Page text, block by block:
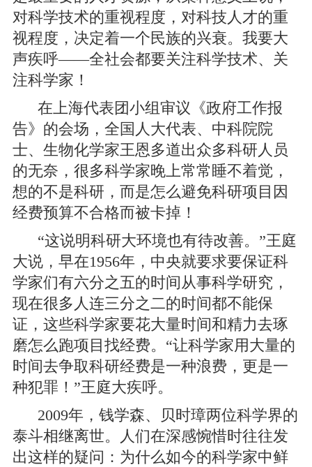
对科学技术的重视程度，对科技人才的重
视程度，决定着一个民族的兴衰。我要大
声疾呼——全社会都要关注科学技术、关
注科学家！
在上海代表团小组审议《政府工作报
告》的会场，全国人大代表、中科院院
士、生物化学家王恩多道出众多科研人员
的无奈，很多科学家晚上常常睡不着觉，
想的不是科研，而是怎么避免科研项目因
经费预算不合格而被卡掉！
“这说明科研大环境也有待改善。”王庭
大说，早在1956年，中央就要求要保证科
学家们有六分之五的时间从事科学研究，
现在很多人连三分之二的时间都不能保
证，这些科学家要花大量时间和精力去琢
磨怎么跑项目找经费。“让科学家用大量的
时间去争取科研经费是一种浪费，更是一
种犯罪！”王庭大疾呼。
2009年，钱学森、贝时璋两位科学界的
泰斗相继离世。人们在深感惋惜时往往发
出这样的疑问：为什么如今的科学家中鲜